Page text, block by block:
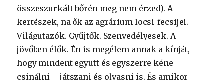
összeszurkált bőrén meg nem érzed). A
kertészek, na ők az agrárium locsi-fecsijei.
Világutazók. Gyűjtők. Szenvedélyesek. A
jövőben élők. Én is megélem annak a kínját,
hogy mindent együtt és egyszerre kéne
csinálni – játszani és olvasni is. És amikor